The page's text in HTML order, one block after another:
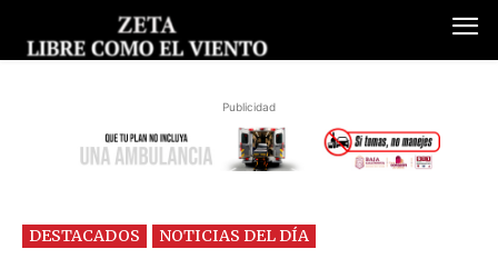
Publicidad
DESTACADOS NOTICIAS DEL DÍA